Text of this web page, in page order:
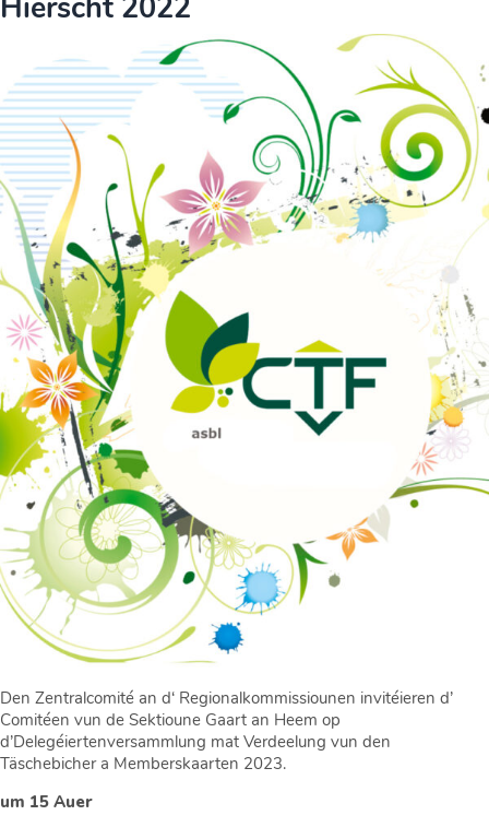
Den Zentralcomité an d‘ Regionalkommissiounen invitéieren d’
Comitéen vun de Sektioune Gaart an Heem op
d’Delegéiertenversammlung mat Verdeelung vun den
Täschebicher a Memberskaarten 2023.
um 15 Auer